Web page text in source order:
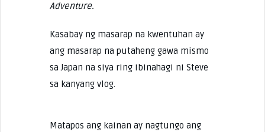
Adventure.
Kasabay ng masarap na kwentuhan ay
ang masarap na putaheng gawa mismo
sa Japan na siya ring ibinahagi ni Steve
sa kanyang vlog.
Matapos ang kainan ay nagtungo ang